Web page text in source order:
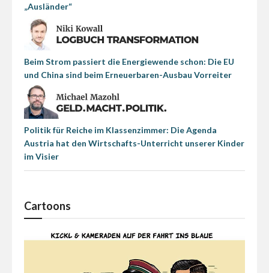
„Ausländer“
Beim Strom passiert die Energiewende schon: Die EU
und China sind beim Erneuerbaren-Ausbau Vorreiter
Politik für Reiche im Klassenzimmer: Die Agenda
Austria hat den Wirtschafts-Unterricht unserer Kinder
im Visier
Cartoons